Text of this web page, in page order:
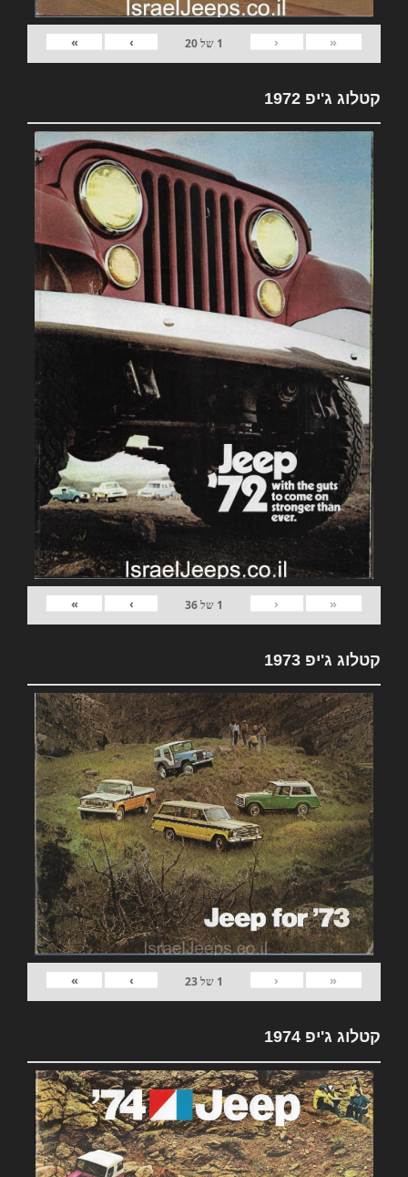
«
‹
1 של20
›
»
קטלוג ג'יפ 1972
«
‹
1 של36
›
»
קטלוג ג'יפ 1973
«
‹
1 של23
›
»
קטלוג ג'יפ 1974